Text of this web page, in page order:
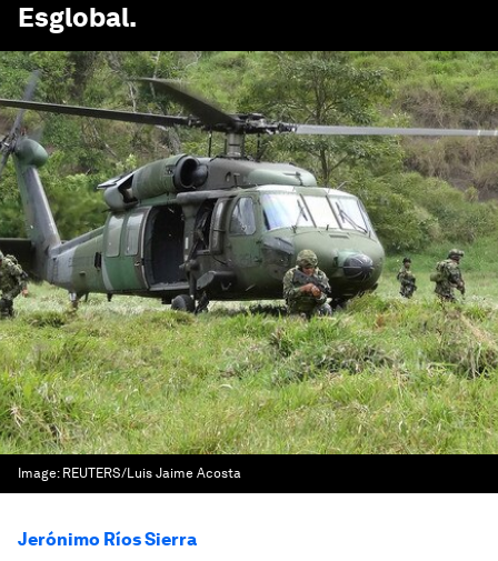
Esglobal.
Image: REUTERS/Luis Jaime Acosta
Jerónimo Ríos Sierra